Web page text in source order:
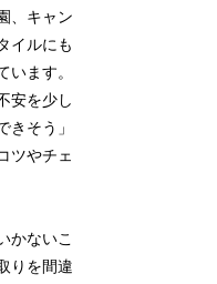
、キャン
イルにも
います。
安を少し
きそう」
ツやチェ
かないこ
りを間違